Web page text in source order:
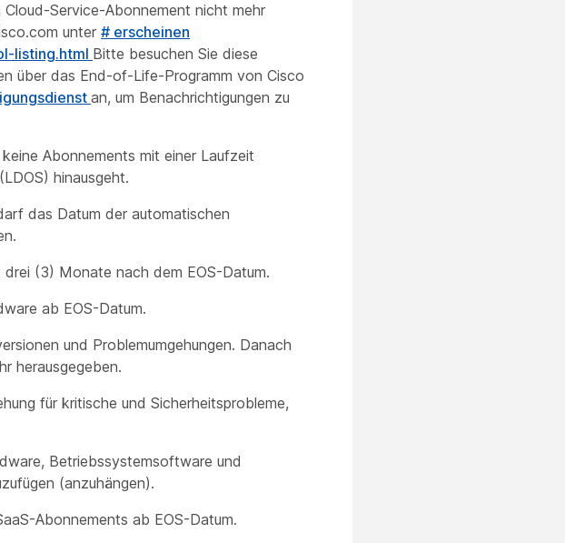
Service-Abonnement nicht mehr
unter # erscheinen
listing.html Bitte besuchen Sie diese
über das End-of-Life-Programm von Cisco
an, um Benachrichtigungen zu
Abonnements mit einer Laufzeit
hinausgeht.
das Datum der automatischen
(3) Monate nach dem EOS-Datum.
ab EOS-Datum.
und Problemumgehungen. Danach
herausgegeben.
für kritische und Sicherheitsprobleme,
Betriebssystemsoftware und
(anzuhängen).
Abonnements ab EOS-Datum.